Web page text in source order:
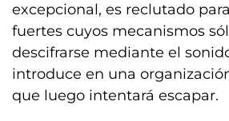
excepcional, es reclutado
fuertes cuyos mecanismos
descifrarse mediante el
introduce en una
que luego intentará escapar.